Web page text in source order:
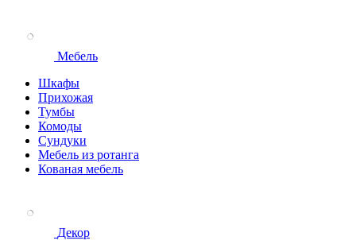
Мебель
Шкафы
Прихожая
Тумбы
Комоды
Сундуки
Мебель из ротанга
Кованая мебель
Декор